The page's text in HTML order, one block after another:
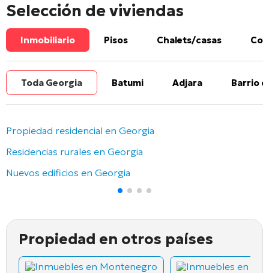
Selección de viviendas
Inmobiliario Pisos Chalets/casas
Toda Georgia Batumi Adjara Barrio
Propiedad residencial en Georgia
Residencias rurales en Georgia
Nuevos edificios en Georgia
Propiedad en otros países
Inmuebles en Montenegro Inmuebles en